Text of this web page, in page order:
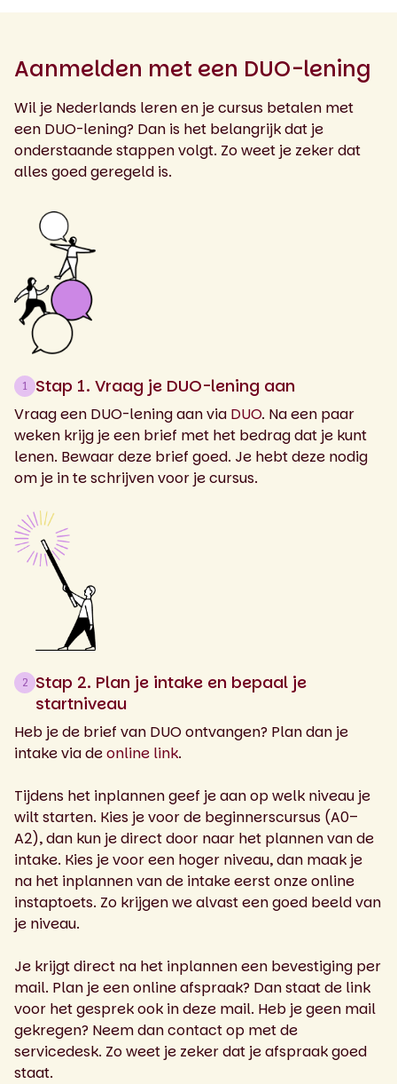
Aanmelden met een DUO-lening
Wil je Nederlands leren en je cursus betalen met
een DUO-lening? Dan is het belangrijk dat je
onderstaande stappen volgt. Zo weet je zeker dat
alles goed geregeld is.
1 Stap 1. Vraag je DUO-lening aan
Vraag een DUO-lening aan via DUO. Na een paar
weken krijg je een brief met het bedrag dat je kunt
lenen. Bewaar deze brief goed. Je hebt deze nodig
om je in te schrijven voor je cursus.
2
Stap 2. Plan je intake en bepaal je
startniveau
Heb je de brief van DUO ontvangen? Plan dan je
intake via deonline link.
Tijdens het inplannen geef je aan op welk niveau je
wilt starten. Kies je voor de beginnerscursus (A0–
A2), dan kun je direct door naar het plannen van de
intake. Kies je voor een hoger niveau, dan maak je
na het inplannen van de intake eerst onze online
instaptoets. Zo krijgen we alvast een goed beeld van
je niveau.
Je krijgt direct na het inplannen een bevestiging per
mail. Plan je een online afspraak? Dan staat de link
voor het gesprek ook in deze mail. Heb je geen mail
gekregen? Neem dan contact op met de
servicedesk. Zo weet je zeker dat je afspraak goed
staat.